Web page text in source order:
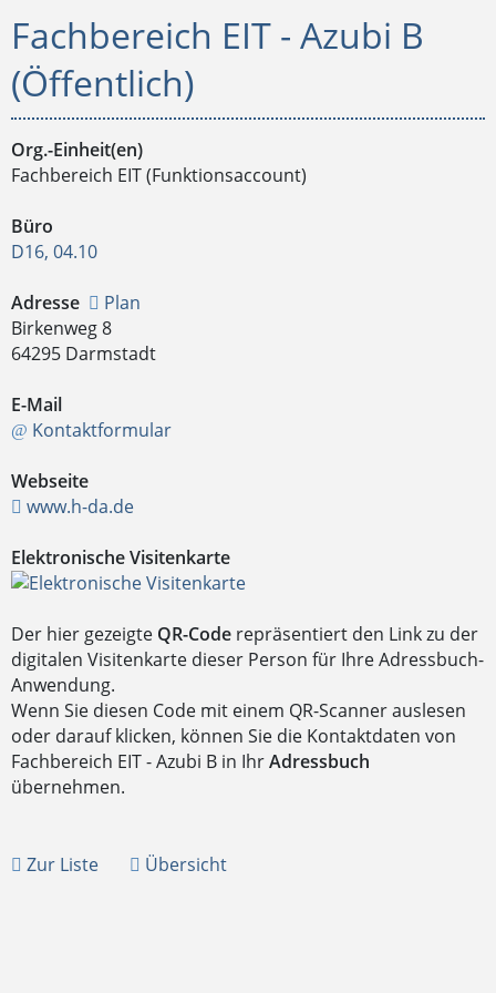
Fachbereich EIT - Azubi B
(Öffentlich)
Org.-Einheit(en)
Fachbereich EIT (Funktionsaccount)
Büro
D16, 04.10
Adresse
Plan
Birkenweg 8
64295 Darmstadt
E-Mail
Kontaktformular
Webseite
www.h-da.de
Elektronische Visitenkarte
Der hier gezeigte QR-Code repräsentiert den Link zu der
digitalen Visitenkarte dieser Person für Ihre Adressbuch-
Anwendung.
Wenn Sie diesen Code mit einem QR-Scanner auslesen
oder darauf klicken, können Sie die Kontaktdaten von
Fachbereich EIT - Azubi B in IhrAdressbuch
übernehmen.
Zur Liste Übersicht